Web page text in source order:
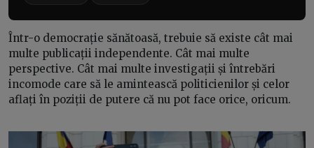
Într-o democrație sănătoasă, trebuie să existe cât mai
multe publicații independente. Cât mai multe
perspective. Cât mai multe investigații și întrebări
incomode care să le amintească politicienilor și celor
aflați în poziții de putere că nu pot face orice, oricum.